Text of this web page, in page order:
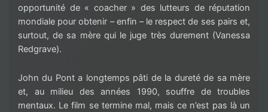
opportunité de « coacher » des lutteurs de réputation
mondiale pour obtenir – enfin – le respect de ses pairs et,
surtout, de sa mère qui le juge très durement (Vanessa
Redgrave).
John du Pont a longtemps pâti de la dureté de sa mère
et, au milieu des années 1990, souffre de troubles
mentaux. Le film se termine mal, mais ce n’est pas là un